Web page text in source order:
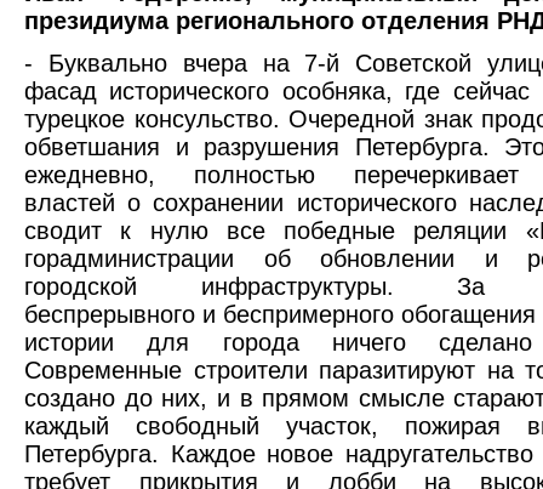
президиума регионального отделения
- Буквально вчера на 7-й Советской
фасад исторического особняка, где сейчас
турецкое консульство. Очередной знак
обветшания и разрушения Петербурга.
ежедневно, полностью перечеркивает
властей о сохранении исторического
сводит к нулю все победные реляции
горадминистрации об обновлении и
городской инфраструктуры. За
беспрерывного и беспримерного обогащения
истории для города ничего
Современные строители паразитируют на
создано до них, и в прямом смысле
каждый свободный участок, пожирая
Петербурга. Каждое новое
требует прикрытия и лобби на